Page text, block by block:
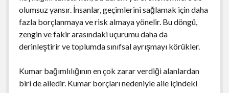
olumsuz yansır. İnsanlar, geçimlerini sağlamak için daha
fazla borçlanmaya ve risk almaya yönelir. Bu döngü,
zengin ve fakir arasındaki uçurumu daha da
derinleştirir ve toplumda sınıfsal ayrışmayı körükler.
Kumar bağımlılığının en çok zarar verdiği alanlardan
biri de ailedir. Kumar borçları nedeniyle aile içindeki